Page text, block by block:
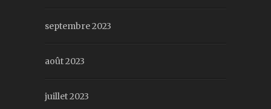
septembre 2023
août 2023
juillet 2023